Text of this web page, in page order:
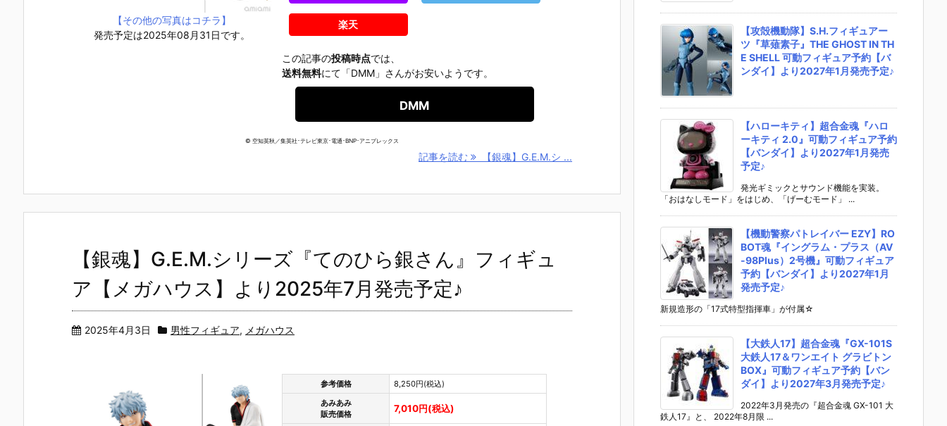
【その他の写真はコチラ】
発売予定は2025年08月31日です。
楽天
この記事の投稿時点では、
送料無料にて「DMM」さんがお安いようです。
DMM
© 空知英秋／集英社･テレビ東京･電通･BNP･アニプレックス
記事を読む 【銀魂】G.E.M.シ ...
【銀魂】G.E.M.シリーズ『てのひら銀さん』フィギュ
ア【メガハウス】より2025年7月発売予定♪
2025年4月3日 男性フィギュア, メガハウス
参考価格
8,250円(税込)
あみあみ
販売価格
7,010円(税込)
【攻殻機動隊】S.H.フィギュアー
ツ『草薙素子』THE GHOST IN TH
E SHELL 可動フィギュア予約【バ
ンダイ】より2027年1月発売予定♪
【ハローキティ】超合金魂『ハロ
ーキティ 2.0』可動フィギュア予約
【バンダイ】より2027年1月発売
予定♪
発光ギミックとサウンド機能を実装。
「おはなしモード」をはじめ、「げーむモード」 ...
【機動警察パトレイバー EZY】RO
BOT魂『イングラム・プラス（AV
-98Plus）2号機』可動フィギュア
予約【バンダイ】より2027年1月
発売予定♪
新規造形の「17式特型指揮車」が付属☆
【大鉄人17】超合金魂『GX-101S
大鉄人17＆ワンエイト グラビトン
BOX』可動フィギュア予約【バン
ダイ】より2027年3月発売予定♪
2022年3月発売の『超合金魂 GX-101 大
鉄人17』と、 2022年8月限 ...